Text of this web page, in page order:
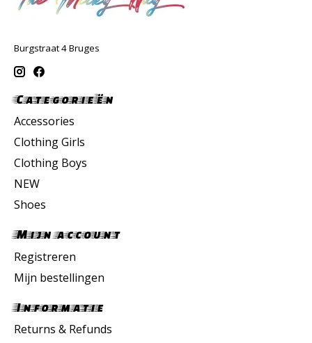
Burgstraat 4 Bruges
Categorieën
Accessories
Clothing Girls
Clothing Boys
NEW
Shoes
Mijn account
Registreren
Mijn bestellingen
Informatie
Returns & Refunds